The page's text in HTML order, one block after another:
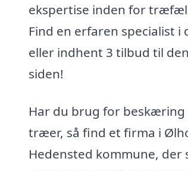
ekspertise inden for
Find en erfaren specialist i
eller indhent 3 tilbud til
siden!
Har du brug for
træer, så find et firma i
Hedensted kommune, der